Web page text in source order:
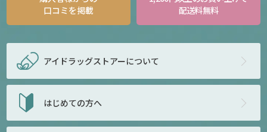
口コミを掲載
配送料無料
アイドラッグストアーについて
はじめての方へ